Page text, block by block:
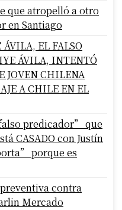
que atropelló a otro
en Santiago
EL FALSO
ÁVILA, INTENTÓ
JOVEN CHILENA
A CHILE EN EL
predicador” que
CASADO con Justín
porque es
contra
Mercado